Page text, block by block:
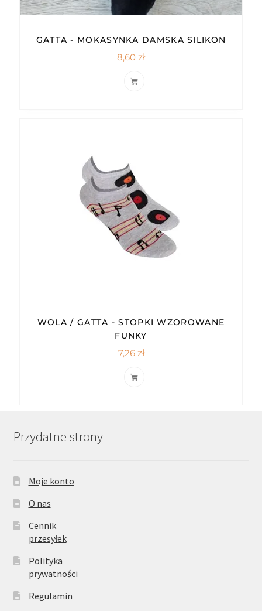
GATTA - MOKASYNKA DAMSKA SILIKON
8,60 zł
WOLA / GATTA - STOPKI WZOROWANE
FUNKY
7,26 zł
Przydatne strony
Moje konto
O nas
Cennik
przesyłek
Polityka
prywatności
Regulamin